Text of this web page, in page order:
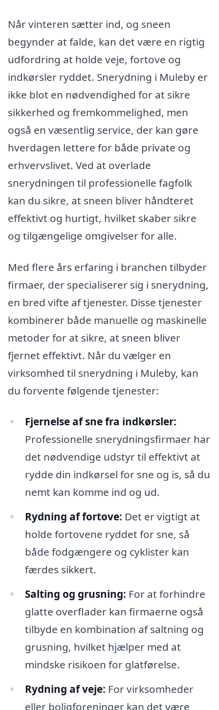
Når vinteren sætter ind, og sneen
begynder at falde, kan det være en rigtig
udfordring at holde veje, fortove og
indkørsler ryddet. Snerydning i Muleby er
ikke blot en nødvendighed for at sikre
sikkerhed og fremkommelighed, men
også en væsentlig service, der kan gøre
hverdagen lettere for både private og
erhvervslivet. Ved at overlade
snerydningen til professionelle fagfolk
kan du sikre, at sneen bliver håndteret
effektivt og hurtigt, hvilket skaber sikre
og tilgængelige omgivelser for alle.
Med flere års erfaring i branchen tilbyder
firmaer, der specialiserer sig i snerydning,
en bred vifte af tjenester. Disse tjenester
kombinerer både manuelle og maskinelle
metoder for at sikre, at sneen bliver
fjernet effektivt. Når du vælger en
virksomhed til snerydning i Muleby, kan
du forvente følgende tjenester:
Fjernelse af sne fra indkørsler:
Professionelle snerydningsfirmaer har
det nødvendige udstyr til effektivt at
rydde din indkørsel for sne og is, så du
nemt kan komme ind og ud.
Rydning af fortove: Det er vigtigt at
holde fortovene ryddet for sne, så
både fodgængere og cyklister kan
færdes sikkert.
Salting og grusning: For at forhindre
glatte overflader kan firmaerne også
tilbyde en kombination af saltning og
grusning, hvilket hjælper med at
mindske risikoen for glatførelse.
Rydning af veje: For virksomheder
eller boligforeninger kan det være